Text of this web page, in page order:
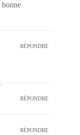
RÉPONDRE
RÉPONDRE
RÉPONDRE